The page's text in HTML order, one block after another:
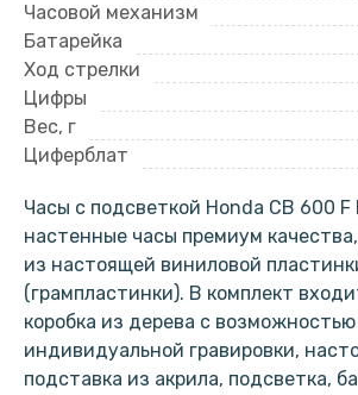
Часовой механизм
Батарейка
Ход стрелки
Цифры
Вес, г
Циферблат
Часы с подсветкой Honda CB 600
настенные часы премиум
из настоящей виниловой
(грампластинки). В комплект
коробка из дерева с возможностью
индивидуальной гравировки,
подставка из акрила, подсветка,